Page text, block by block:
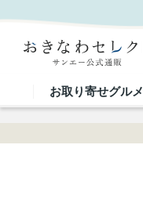
お取り寄せグルメ